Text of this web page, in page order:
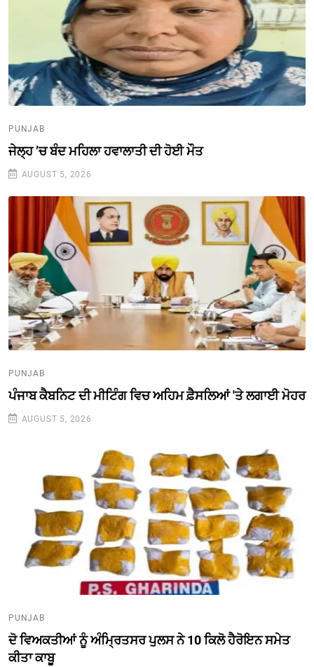
PUNJAB
ਜੇਲ੍ਹ ’ਚ ਬੰਦ ਮਹਿਲਾ ਹਵਾਲਾਤੀ ਦੀ ਹੋਈ ਮੌਤ
AUGUST 5, 2026
PUNJAB
ਪੰਜਾਬ ਕੈਬਨਿਟ ਦੀ ਮੀਟਿੰਗ ਵਿਚ ਅਹਿਮ ਫ਼ੈਸਲਿਆਂ 'ਤੇ ਲਗਾਈ ਮੋਹਰ
AUGUST 5, 2026
PUNJAB
ਦੋ ਵਿਅਕਤੀਆਂ ਨੂੰ ਅੰਮ੍ਰਿਤਸਰ ਪੁਲਸ ਨੇ 10 ਕਿਲੋ ਹੈਰੋਇਨ ਸਮੇਤ
ਕੀਤਾ ਕਾਬੂ